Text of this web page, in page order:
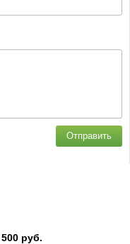
Отправить
500 руб.